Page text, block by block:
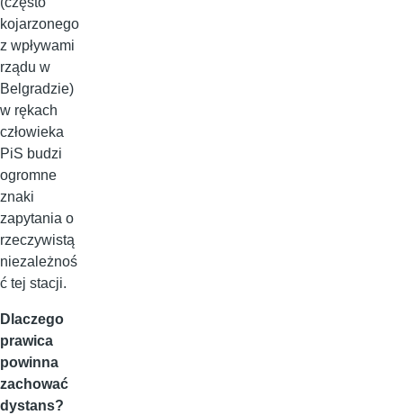
kojarzonego
z wpływami
rządu w
Belgradzie)
w rękach
człowieka
PiS budzi
ogromne
znaki
zapytania o
rzeczywistą
niezależnoś
ć tej stacji.
Dlaczego
prawica
powinna
zachować
dystans?